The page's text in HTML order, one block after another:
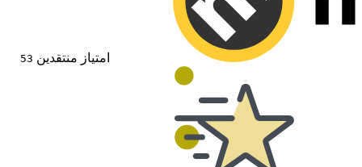
امتیاز منتقدین 53